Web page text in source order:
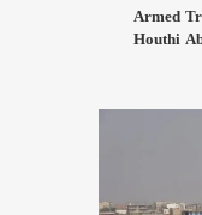
Armed
Houthi